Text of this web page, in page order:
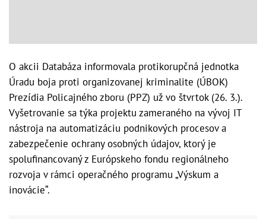
O akcii Databáza informovala protikorupčná jednotka
Úradu boja proti organizovanej kriminalite (ÚBOK)
Prezídia Policajného zboru (PPZ) už vo štvrtok (26. 3.).
Vyšetrovanie sa týka projektu zameraného na vývoj IT
nástroja na automatizáciu podnikových procesov a
zabezpečenie ochrany osobných údajov, ktorý je
spolufinancovaný z Európskeho fondu regionálneho
rozvoja v rámci operačného programu „Výskum a
inovácie“.